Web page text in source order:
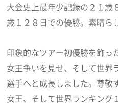
大会史上最年少記録の２１歳
歳１２８日での優勝。素晴ら
印象的なツアー初優勝を飾っ
女王争いを見せ、そして世界
選手へと成長しました。尊敬
女王、そして世界ランキング